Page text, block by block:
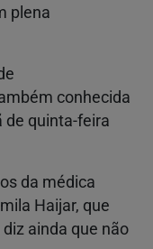
plena
conhecida
de quinta-feira
da médica
Haijar, que
ainda que não